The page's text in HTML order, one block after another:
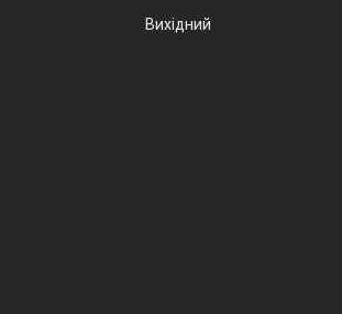
Вихідний